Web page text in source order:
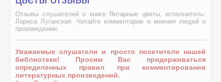
Отзывы слушателей о книге Янтарные цветы, исполнитель:
Лариса Луганская. Читайте комментарии и мнения людей о
произведении.
Уважаемые слушатели и просто посетители нашей
библиотеки! Просим Вас придерживаться
определенных правил при комментировании
литературных произведений.